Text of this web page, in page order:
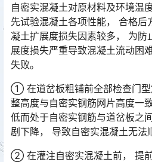
自密实混凝土对原材料及环境温
先试验混凝土各项性能， 合格
凝土扩展度损失因素较多， 为防
展度损失严重导致混凝土流动困
失败。󠅅󠅃󠄵󠅂󠄪󠇖󠆨󠆨󠇕󠆞󠆒󠅬󠇘󠆭󠆘󠇙󠆝󠅵󠇗󠆭󠆁󠄐󠇗󠅹󠅸󠇖󠆍󠅳󠇖󠅹󠅰󠇖󠆌󠅹
① 在道岔板粗铺前全部检查门型
整高度与自密实钢筋网片高度一
低而处于自密实钢筋与道岔板之
剧下降， 导致自密实混凝土无法
② 在灌注自密实混凝土前， 提